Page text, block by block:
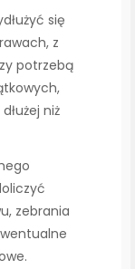
się
z
potrzebą
niż
zebrania